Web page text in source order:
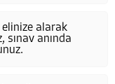
alarak
sınav anında